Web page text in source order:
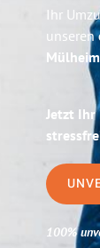
Ihr
unseren
Jetzt Ihr
100%